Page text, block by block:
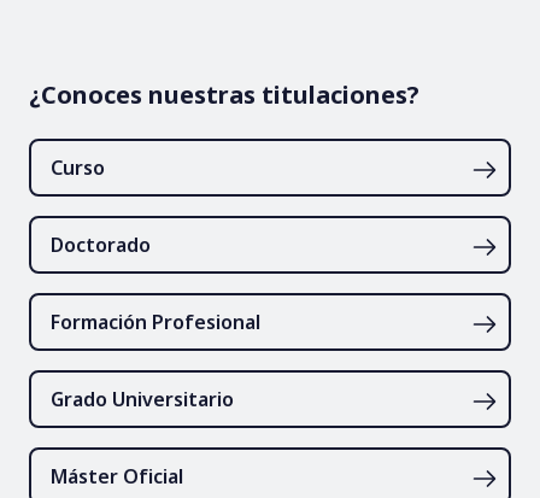
¿Conoces nuestras titulaciones?
Curso
Doctorado
Formación Profesional
Grado Universitario
Máster Oficial